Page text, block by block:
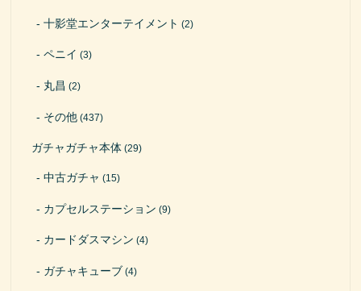
十影堂エンターテイメント (2)
ペニイ (3)
丸昌 (2)
その他 (437)
ガチャガチャ本体 (29)
中古ガチャ (15)
カプセルステーション (9)
カードダスマシン (4)
ガチャキューブ (4)